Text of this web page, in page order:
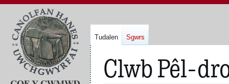
Clwb Pêl-
Tudalen Sgwrs